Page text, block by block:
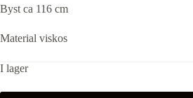
Byst ca 116 cm
Material viskos
I lager